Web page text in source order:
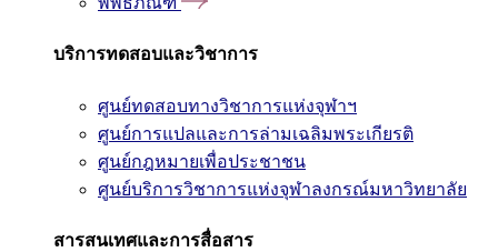
บริการทดสอบและวิชาการ
ศูนย์ทดสอบทางวิชาการแห่งจุฬาฯ
ศูนย์การแปลและการล่ามเฉลิมพระเกียรติ
ศูนย์กฎหมายเพื่อประชาชน
ศูนย์บริการวิชาการแห่งจุฬาลงกรณ์มหาวิทยาลัย
สารสนเทศและการสื่อสาร